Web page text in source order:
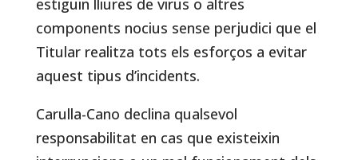
estiguin lliures de virus o altres
components nocius sense perjudici que el
Titular realitza tots els esforços a evitar
aquest tipus d’incidents.
Carulla-Cano declina qualsevol
responsabilitat en cas que existeixin